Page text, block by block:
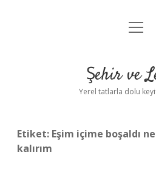
Anasayfa
Yasal
Şehir ve
Yerel tatlarla dolu
Etiket: Eşim içime boşaldı
kalırım